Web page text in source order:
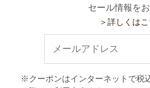
セール情報をお
＞詳しくは
※クーポンはインターネットで税